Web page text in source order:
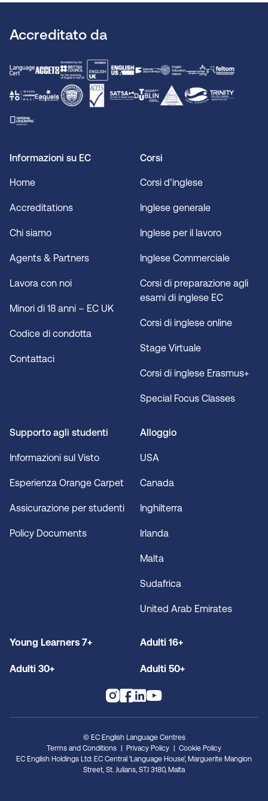
Accreditato da
Informazioni su EC
Home
Accreditations
Chi siamo
Agents & Partners
Lavora con noi
Minori di 18 anni – EC UK
Codice di condotta
Contattaci
Corsi
Corsi d’inglese
Inglese generale
Inglese per il lavoro
Inglese Commerciale
Corsi di preparazione agli
esami di inglese EC
Corsi di inglese online
Stage Virtuale
Corsi di inglese Erasmus+
Special Focus Classes
Supporto agli studenti
Informazioni sul Visto
Esperienza Orange Carpet
Assicurazione per studenti
Policy Documents
Alloggio
USA
Canada
Inghilterra
Irlanda
Malta
Sudafrica
United Arab Emirates
Young Learners 7+ Adulti 16+
Adulti 30+ Adulti 50+
© EC English Language Centres
Terms and Conditions
Privacy Policy
Cookie Policy
EC English Holdings Ltd: EC Central ‘Language House’, Marguerite Mangion
Street, St. Julians, STJ 3180, Malta